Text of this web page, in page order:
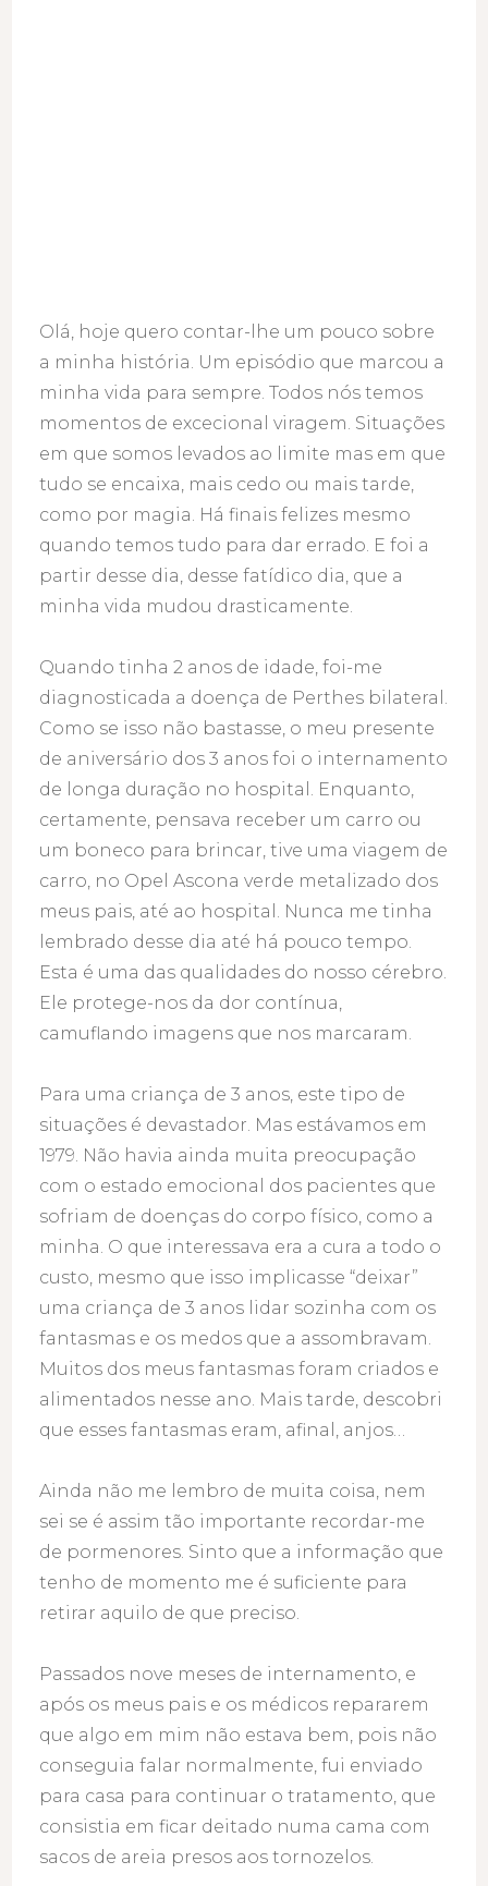
Olá, hoje quero contar-lhe um pouco sobre
a minha história. Um episódio que marcou a
minha vida para sempre. Todos nós temos
momentos de excecional viragem. Situações
em que somos levados ao limite mas em que
tudo se encaixa, mais cedo ou mais tarde,
como por magia. Há finais felizes mesmo
quando temos tudo para dar errado. E foi a
partir desse dia, desse fatídico dia, que a
minha vida mudou drasticamente.
Quando tinha 2 anos de idade, foi-me
diagnosticada a doença de Perthes bilateral.
Como se isso não bastasse, o meu presente
de aniversário dos 3 anos foi o internamento
de longa duração no hospital. Enquanto,
certamente, pensava receber um carro ou
um boneco para brincar, tive uma viagem de
carro, no Opel Ascona verde metalizado dos
meus pais, até ao hospital. Nunca me tinha
lembrado desse dia até há pouco tempo.
Esta é uma das qualidades do nosso cérebro.
Ele protege-nos da dor contínua,
camuflando imagens que nos marcaram.
Para uma criança de 3 anos, este tipo de
situações é devastador. Mas estávamos em
1979. Não havia ainda muita preocupação
com o estado emocional dos pacientes que
sofriam de doenças do corpo físico, como a
minha. O que interessava era a cura a todo o
custo, mesmo que isso implicasse “deixar”
uma criança de 3 anos lidar sozinha com os
fantasmas e os medos que a assombravam.
Muitos dos meus fantasmas foram criados e
alimentados nesse ano. Mais tarde, descobri
que esses fantasmas eram, afinal, anjos…
Ainda não me lembro de muita coisa, nem
sei se é assim tão importante recordar-me
de pormenores. Sinto que a informação que
tenho de momento me é suficiente para
retirar aquilo de que preciso.
Passados nove meses de internamento, e
após os meus pais e os médicos repararem
que algo em mim não estava bem, pois não
conseguia falar normalmente, fui enviado
para casa para continuar o tratamento, que
consistia em ficar deitado numa cama com
sacos de areia presos aos tornozelos.